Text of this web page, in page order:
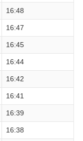
16:48
16:47
16:45
16:44
16:42
16:41
16:39
16:38